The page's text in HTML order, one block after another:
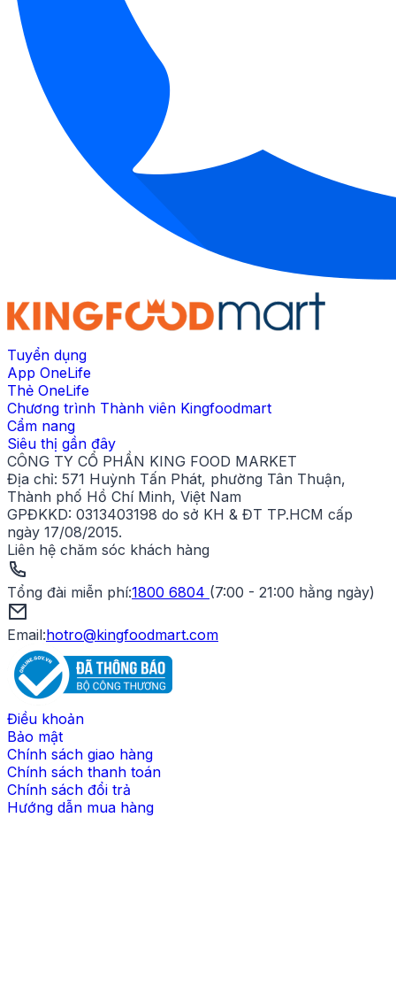
Tuyển dụng
App OneLife
Thẻ OneLife
Chương trình Thành viên Kingfoodmart
Cẩm nang
Siêu thị gần đây
CÔNG TY CỔ PHẦN KING FOOD MARKET
Địa chỉ: 571 Huỳnh Tấn Phát, phường Tân Thuận,
Thành phố Hồ Chí Minh, Việt Nam
GPĐKKD: 0313403198 do sở KH & ĐT TP.HCM cấp
ngày 17/08/2015.
Liên hệ chăm sóc khách hàng
Tổng đài miễn phí:1800 6804 (7:00 - 21:00 hằng ngày)
Email:hotro@kingfoodmart.com
Điều khoản
Bảo mật
Chính sách giao hàng
Chính sách thanh toán
Chính sách đổi trả
Hướng dẫn mua hàng